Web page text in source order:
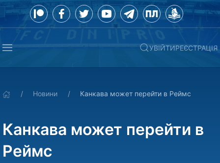
УВІЙТИРЕЄСТРАЦІЯ
Новини Канкава может перейти в Реймс
Канкава может перейти в
Реймс